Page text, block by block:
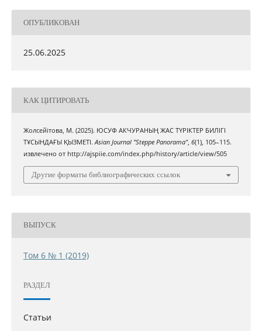
ОПУБЛИКОВАН
25.06.2025
КАК ЦИТИРОВАТЬ
Жолсейітова, М. (2025). ЮСУФ АКЧУРАНЫҢ ЖАС ТҮРІКТЕР БИЛІГІ
ТҰСЫНДАҒЫ ҚЫЗМЕТІ.Asian Journal "Steppe Panorama", 6(1), 105–115.
извлечено от http://ajspiie.com/index.php/history/article/view/505
Другие форматы библиографических ссылок
ВЫПУСК
Том 6 № 1 (2019)
РАЗДЕЛ
Статьи